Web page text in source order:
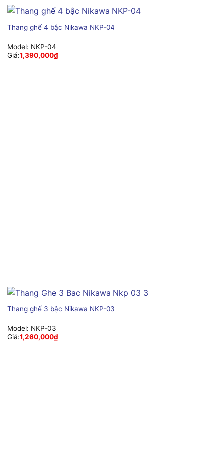
Thang ghế 4 bậc Nikawa NKP-04
Model: NKP-04
Giá:1,390,000₫
Thang ghế 3 bậc Nikawa NKP-03
Model: NKP-03
Giá:1,260,000₫